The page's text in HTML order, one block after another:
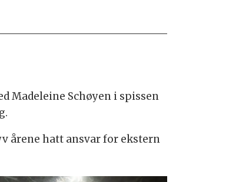
Madeleine Schøyen i spissen
årene hatt ansvar for ekstern